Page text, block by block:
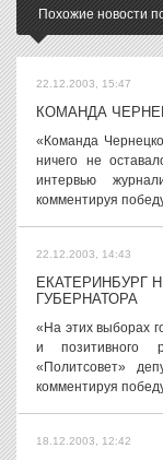
Похожие новости
22.12.2003, 15:47
КОМАНДА
«Команда
ничего не
интервью
комментируя
22.12.2003, 14:43
ЕКАТЕРИНБУРГ
ГУБЕРНАТОРА
«На этих выборах
и позитивного
«Политсовет»
комментируя
18.12.2003, 12:42